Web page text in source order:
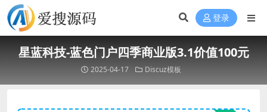
登录
星蓝科技-蓝色门户四季商业版3.1价值100元
2025-04-17 Discuz模板